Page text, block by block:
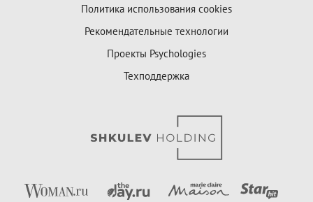
Политика использования cookies
Рекомендательные технологии
Проекты Psychologies
Техподдержка